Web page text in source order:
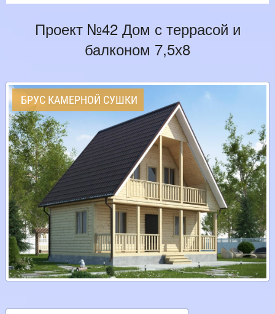
Проект №42 Дом с террасой и
балконом 7,5х8
БРУС КАМЕРНОЙ СУШКИ